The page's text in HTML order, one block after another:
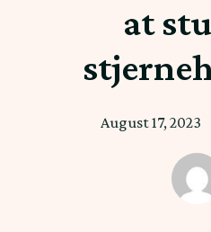
at
August 17, 2023